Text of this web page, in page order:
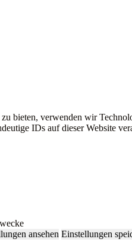
bieten, verwenden wir
IDs auf dieser Website
ansehen Einstellungen